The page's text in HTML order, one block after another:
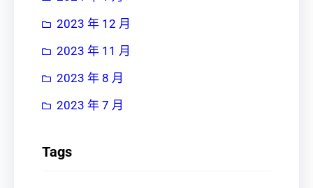
2023 年 12 月
2023 年 11 月
2023 年 8 月
2023 年 7 月
Tags